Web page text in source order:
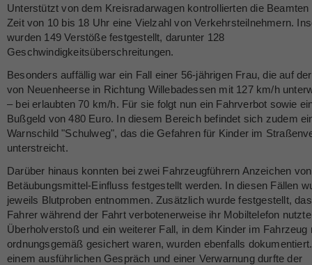
Unterstützt von dem Kreisradarwagen kontrollierten die Beamten
Zeit von 10 bis 18 Uhr eine Vielzahl von Verkehrsteilnehmern.
wurden 149 Verstöße festgestellt, darunter 128
Geschwindigkeitsüberschreitungen.
Besonders auffällig war ein Fall einer 56-jährigen Frau, die auf
von Neuenheerse in Richtung Willebadessen mit 127 km/h
– bei erlaubten 70 km/h. Für sie folgt nun ein Fahrverbot sowie
Bußgeld von 480 Euro. In diesem Bereich befindet sich zudem
Warnschild "Schulweg", das die Gefahren für Kinder im
unterstreicht.
Darüber hinaus konnten bei zwei Fahrzeugführern Anzeichen von
Betäubungsmittel-Einfluss festgestellt werden. In diesen Fällen
jeweils Blutproben entnommen. Zusätzlich wurde festgestellt,
Fahrer während der Fahrt verbotenerweise ihr Mobiltelefon
Überholverstoß und ein weiterer Fall, in dem Kinder im Fahrzeug
ordnungsgemäß gesichert waren, wurden ebenfalls
einem ausführlichen Gespräch und einer Verwarnung durfte der